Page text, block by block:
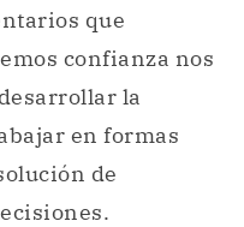
que
confianza nos
la
en formas
de